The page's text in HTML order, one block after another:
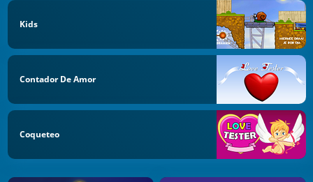
Kids
Contador De Amor
Coqueteo